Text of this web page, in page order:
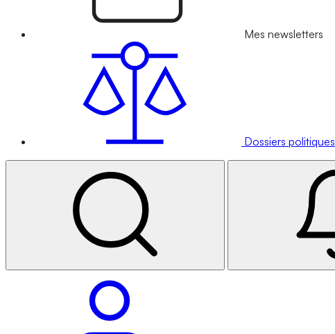
Mes newsletters
Dossiers politiques